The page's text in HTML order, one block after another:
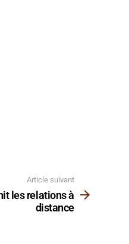
Article suivant
les relations à
distance